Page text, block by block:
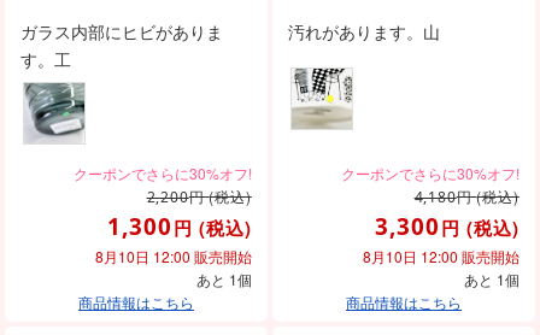
ガラス内部にヒビがありま
す。工
2,200円(税込)
1,300円 (税込)
8月10日 12:00 販売開始
あと 1個
商品情報はこちら
汚れがあります。山
4,180円(税込)
3,300円 (税込)
8月10日 12:00 販売開始
あと 1個
商品情報はこちら